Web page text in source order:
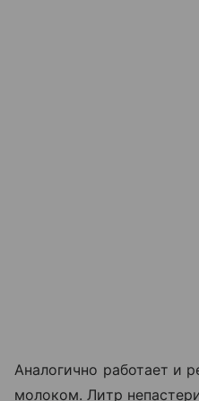
Аналогично работает и
молоком. Литр